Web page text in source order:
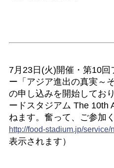
7月23日(火)開催・第10
ー「アジア進出の真実～
の申し込みを開始してお
ードスタジアム The 10th
ねます。奮って、ご参加
http://food-stadium.jp/service/
表示されます）